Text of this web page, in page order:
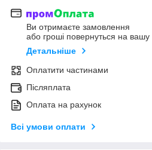
Ви отримаєте замовлення
або гроші повернуться на вашу
Детальніше
Оплатити частинами
Післяплата
Оплата на рахунок
Всі умови оплати